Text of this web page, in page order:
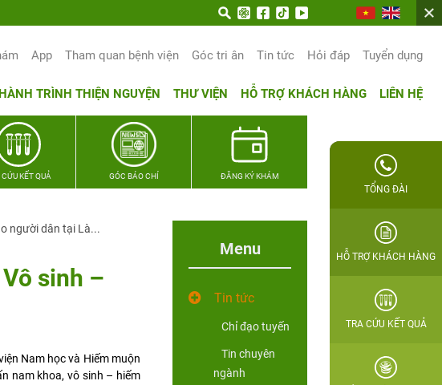
App Tham quan bệnh viện Góc tri ân Tin tức Hỏi đáp Tuyển dụng
HÀNH TRÌNH THIỆN NGUYỆN THƯ VIỆN HỖ TRỢ KHÁCH HÀNG LIÊN HỆ
KẾT QUẢ GÓC BÁO CHÍ ĐĂNG KÝ KHÁM
người dân tại Là...
sinh –
Nam học và Hiếm muộn
nam khoa, vô sinh – hiếm
Menu
Tin tức
Chỉ đạo tuyến
Tin chuyên
ngành
TỔNG ĐÀI
HỖ TRỢ KHÁCH HÀNG
TRA CỨU KẾT QUẢ